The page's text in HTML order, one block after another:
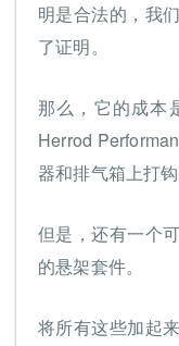
明是合法的，我
了证明。
那么，它的成本
Herrod
器和排气箱上打钩
但是，还有一个
的悬架套件。
将所有这些加起